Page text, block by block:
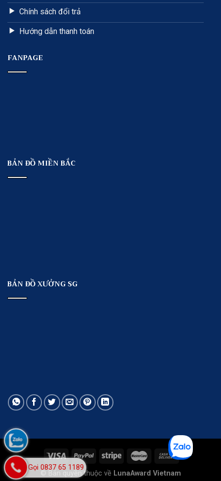
Chính sách đổi trả
Hướng dẫn thanh toán
FANPAGE
BẢN ĐỒ MIỀN BẮC
BẢN ĐỒ XƯỞNG SG
Gọi 0837 65 1189
© Bản quyền thuộc về LunaAward Vietnam